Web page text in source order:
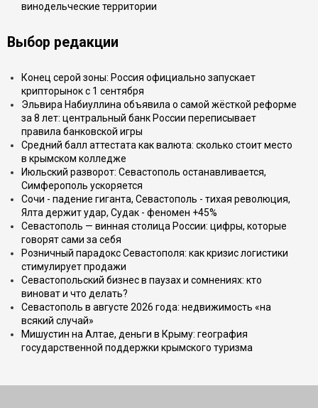
винодельческие территории
Выбор редакции
Конец серой зоны: Россия официально запускает
крипторынок с 1 сентября
Эльвира Набиуллина объявила о самой жёсткой реформе
за 8 лет: центральный банк России переписывает
правила банковской игры
Средний балл аттестата как валюта: сколько стоит место
в крымском колледже
Июльский разворот: Севастополь останавливается,
Симферополь ускоряется
Сочи - падение гиганта, Севастополь - тихая революция,
Ялта держит удар, Судак - феномен +45%
Севастополь — винная столица России: цифры, которые
говорят сами за себя
Розничный парадокс Севастополя: как кризис логистики
стимулирует продажи
Севастопольский бизнес в паузах и сомнениях: кто
виноват и что делать?
Севастополь в августе 2026 года: недвижимость «на
всякий случай»
Мишустин на Алтае, деньги в Крыму: география
государственной поддержки крымского туризма